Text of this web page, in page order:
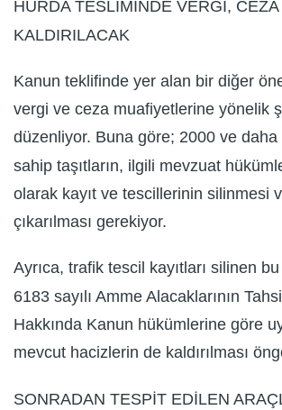
HURDA TESLİMİNDE VERGİ,
KALDIRILACAK
Kanun teklifinde yer alan bir diğer
vergi ve ceza muafiyetlerine yönelik
düzenliyor. Buna göre; 2000 ve
sahip taşıtların, ilgili mevzuat
olarak kayıt ve tescillerinin silinmesi
çıkarılması gerekiyor.
Ayrıca, trafik tescil kayıtları silinen
6183 sayılı Amme Alacaklarının
Hakkında Kanun hükümlerine göre
mevcut hacizlerin de kaldırılması
SONRADAN TESPİT EDİLEN